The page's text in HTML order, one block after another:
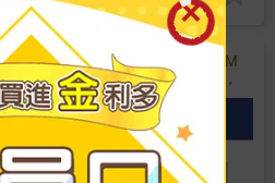
冰熱敷兩用，工廠通過GM
P等多項認證，台灣製造，
品質保證